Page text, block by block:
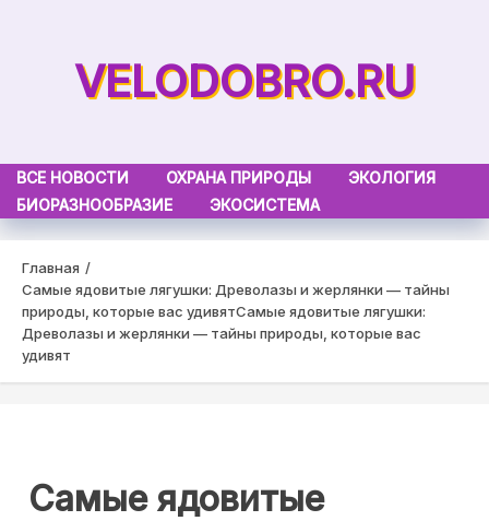
VELODOBRO.RU
ВСЕ НОВОСТИ ОХРАНА ПРИРОДЫ
ЭКОЛОГИЯ
БИОРАЗНООБРАЗИЕ
ЭКОСИСТЕМА
Главная
Самые ядовитые лягушки: Древолазы и жерлянки — тайны
природы, которые вас удивятСамые ядовитые лягушки:
Древолазы и жерлянки — тайны природы, которые вас
удивят
Самые ядовитые